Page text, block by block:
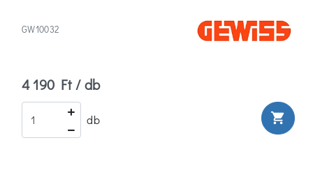
GW10032
4 190 Ft / db
db shopping_cart